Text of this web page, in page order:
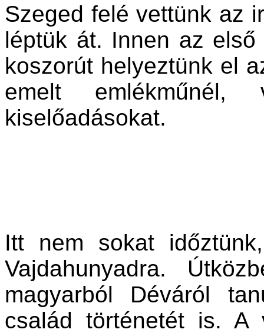
Szeged felé vettünk az
léptük át. Innen az
koszorút helyeztünk el
emelt emlékműnél,
kiselőadásokat.
Itt nem sokat
Vajdahunyadra.
magyarból Déváról
család történetét is. A